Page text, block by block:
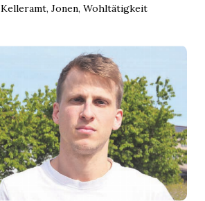
Kelleramt,Jonen,Wohltätigkeit